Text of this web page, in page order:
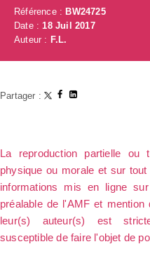
Référence :BW24725
Date : 18 Juil 2017
Auteur : F.L.
Partager :
La reproduction partielle ou
physique ou morale et sur
informations mis en ligne
préalable de l'AMF et
leur(s) auteur(s) est
susceptible de faire l'objet de